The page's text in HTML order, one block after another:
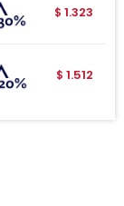
$ 1.323
$ 1.512